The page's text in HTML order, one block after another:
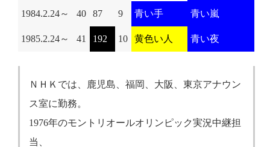
1984.2.24～ 40 87 9 青い手 青い嵐
1985.2.24～ 41 192 10 黄色い人 青い夜
ＮＨＫでは、鹿児島、福岡、大阪、東京アナウン
ス室に勤務。
1976年のモントリオールオリンピック実況中継担
当、